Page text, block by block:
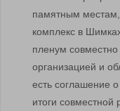
памятным
комплекс в
пленум совместно
организацией и
есть соглашение
итоги